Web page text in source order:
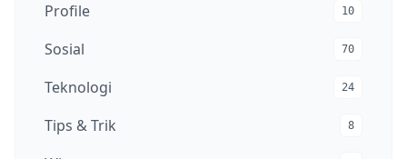
Profile 10
Sosial 70
Teknologi 24
Tips & Trik 8